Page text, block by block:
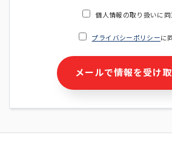
・ご請求された資料の送付のため
・本サービス及び本サービスに関連する
サービス又は商品等の広告配信・宣伝を含
個人情報の取り扱いに同
プライバシーポリシーに
メールで情報を受け